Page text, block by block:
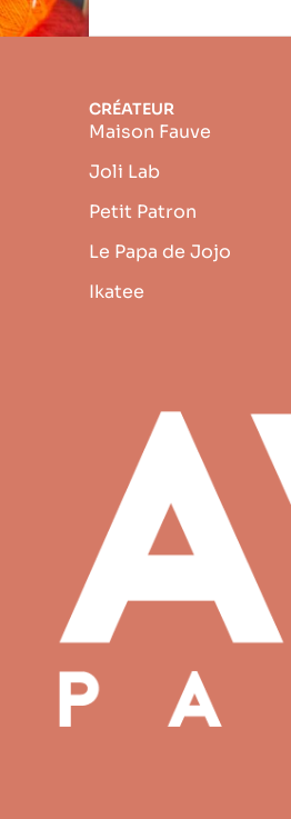
CRÉATEUR
Maison Fauve
Joli Lab
Petit Patron
Le Papa de Jojo
Ikatee